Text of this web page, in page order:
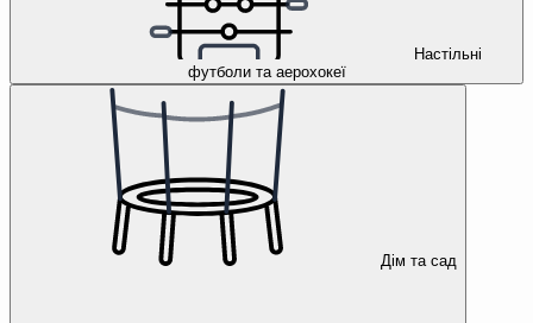
Настільні
футболи та аерохокеї
Дім та сад